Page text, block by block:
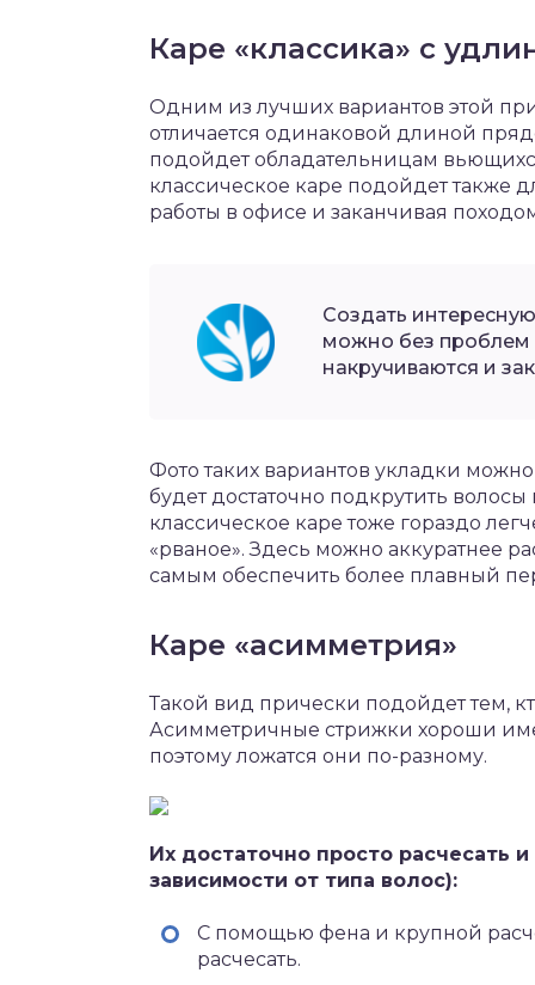
Каре «классика» с
Одним из лучших вариантов этой
отличается одинаковой длиной
подойдет обладательницам
классическое каре подойдет также
работы в офисе и заканчивая
Создать
можно без проблем
накручиваются и
Фото таких вариантов укладки
будет достаточно подкрутить
классическое каре тоже гораздо
«рваное». Здесь можно аккуратнее
самым обеспечить более плавный
Каре «асимметрия»
Такой вид прически подойдет тем,
Асимметричные стрижки хороши
поэтому ложатся они по-разному.
Их достаточно просто расчесать
зависимости от типа волос):
С помощью фена и крупной
расчесать.